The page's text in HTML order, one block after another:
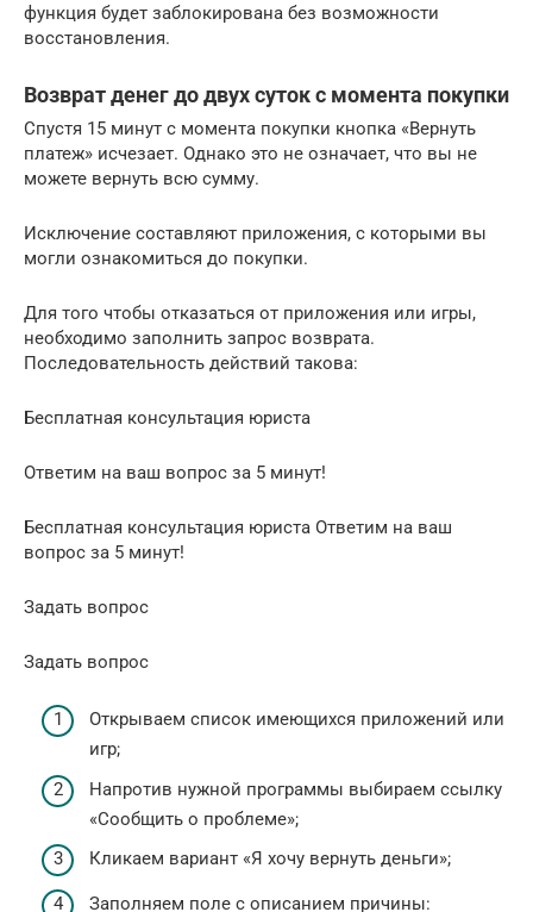
функция будет заблокирована без возможности
восстановления.
Возврат денег до двух суток с момента покупки
Спустя 15 минут с момента покупки кнопка «Вернуть
платеж» исчезает. Однако это не означает, что вы не
можете вернуть всю сумму.
Исключение составляют приложения, с которыми вы
могли ознакомиться до покупки.
Для того чтобы отказаться от приложения или игры,
необходимо заполнить запрос возврата.
Последовательность действий такова:
Бесплатная консультация юриста
Ответим на ваш вопрос за 5 минут!
Бесплатная консультация юриста Ответим на ваш
вопрос за 5 минут!
Задать вопрос
Задать вопрос
Открываем список имеющихся приложений или
игр;
Напротив нужной программы выбираем ссылку
«Сообщить о проблеме»;
Кликаем вариант «Я хочу вернуть деньги»;
Заполняем поле с описанием причины: